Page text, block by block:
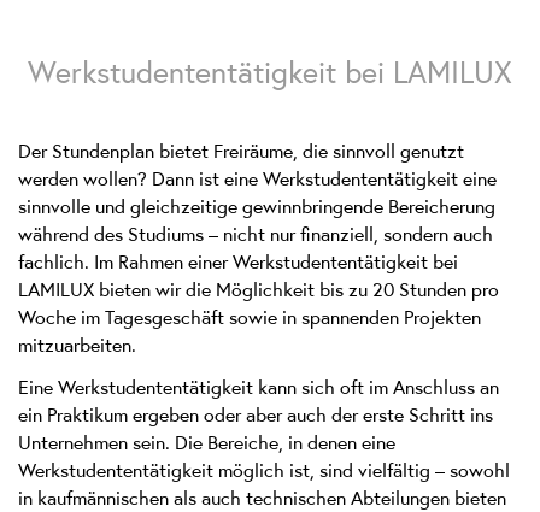
Werkstudententätigkeit bei LAMILUX
Der Stundenplan bietet Freiräume, die sinnvoll genutzt
werden wollen? Dann ist eine Werkstudententätigkeit eine
sinnvolle und gleichzeitige gewinnbringende Bereicherung
während des Studiums – nicht nur finanziell, sondern auch
fachlich. Im Rahmen einer Werkstudententätigkeit bei
LAMILUX bieten wir die Möglichkeit bis zu 20 Stunden pro
Woche im Tagesgeschäft sowie in spannenden Projekten
mitzuarbeiten.
Eine Werkstudententätigkeit kann sich oft im Anschluss an
ein Praktikum ergeben oder aber auch der erste Schritt ins
Unternehmen sein. Die Bereiche, in denen eine
Werkstudententätigkeit möglich ist, sind vielfältig – sowohl
in kaufmännischen als auch technischen Abteilungen bieten